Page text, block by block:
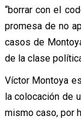
“borrar con el
promesa de no
casos de
de la clase
Víctor Montoya
la colocación de
mismo caso, por